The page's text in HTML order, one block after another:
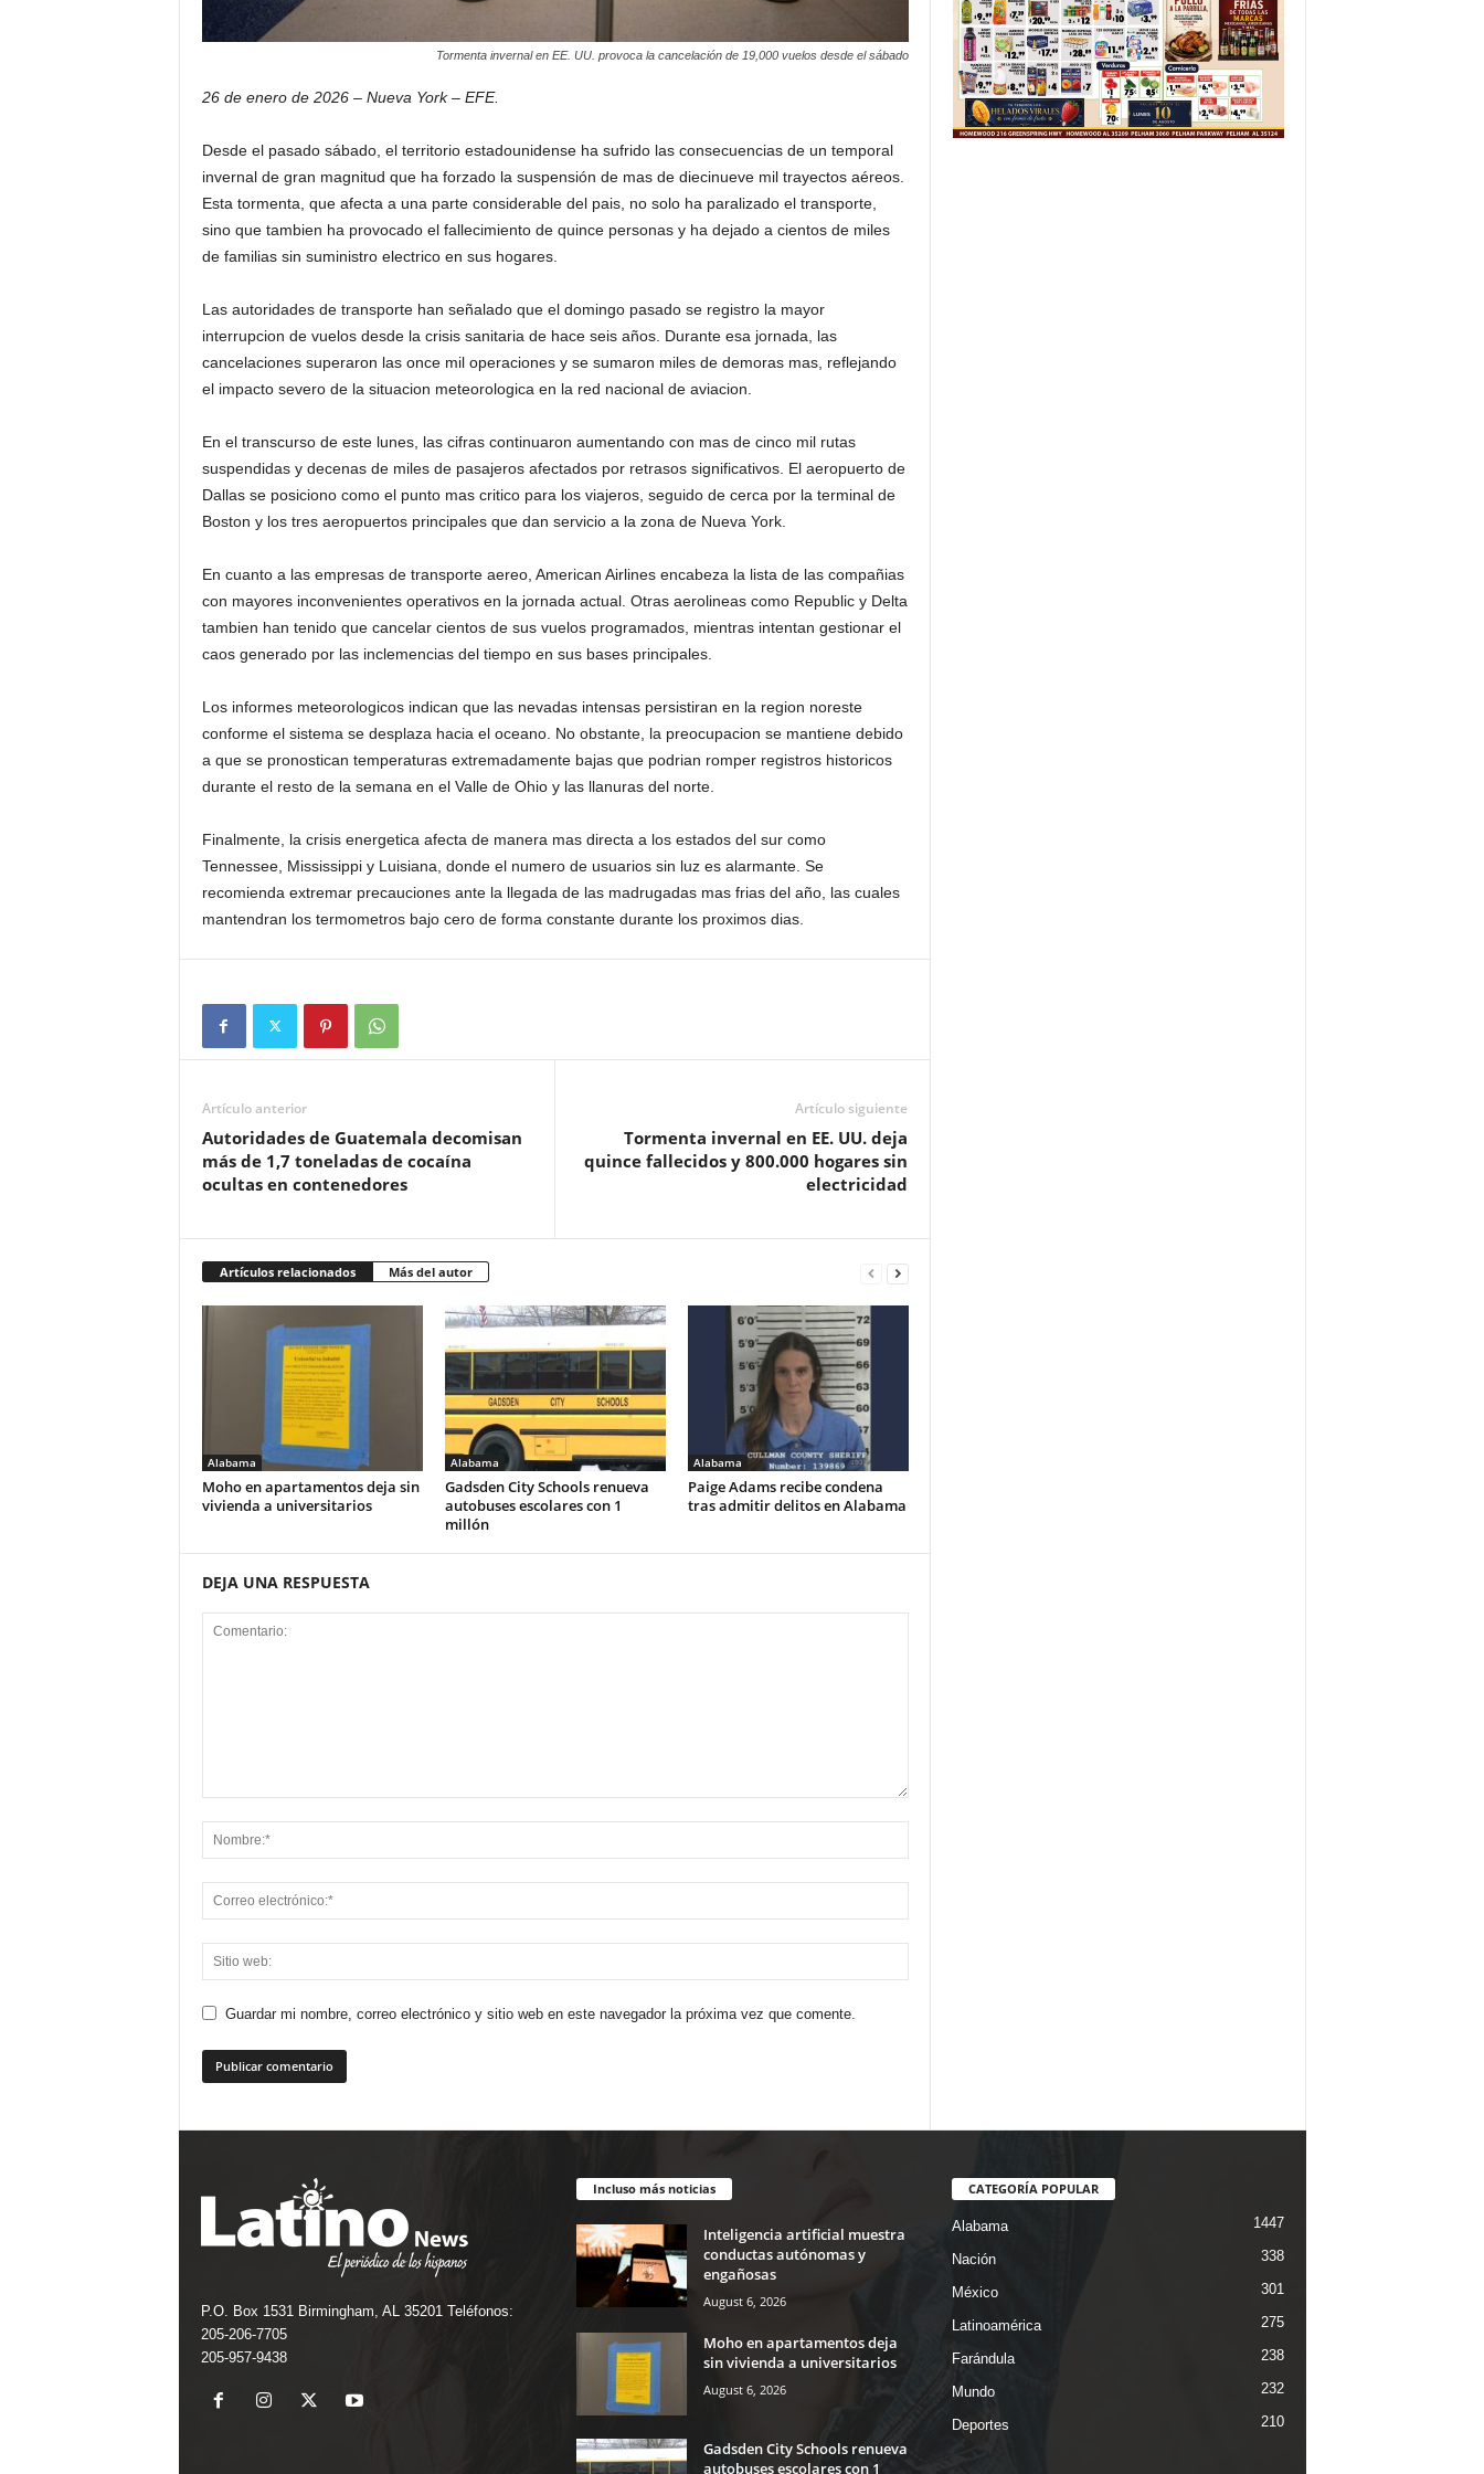
Tormenta invernal en EE. UU. provoca la cancelación de 19,000 vuelos desde el sábado
26 de enero de 2026 – Nueva York – EFE.
Desde el pasado sábado, el territorio estadounidense ha sufrido las consecuencias de un temporal
invernal de gran magnitud que ha forzado la suspensión de mas de diecinueve mil trayectos aéreos.
Esta tormenta, que afecta a una parte considerable del pais, no solo ha paralizado el transporte,
sino que tambien ha provocado el fallecimiento de quince personas y ha dejado a cientos de miles
de familias sin suministro electrico en sus hogares.
Las autoridades de transporte han señalado que el domingo pasado se registro la mayor
interrupcion de vuelos desde la crisis sanitaria de hace seis años. Durante esa jornada, las
cancelaciones superaron las once mil operaciones y se sumaron miles de demoras mas, reflejando
el impacto severo de la situacion meteorologica en la red nacional de aviacion.
En el transcurso de este lunes, las cifras continuaron aumentando con mas de cinco mil rutas
suspendidas y decenas de miles de pasajeros afectados por retrasos significativos. El aeropuerto de
Dallas se posiciono como el punto mas critico para los viajeros, seguido de cerca por la terminal de
Boston y los tres aeropuertos principales que dan servicio a la zona de Nueva York.
En cuanto a las empresas de transporte aereo, American Airlines encabeza la lista de las compañias
con mayores inconvenientes operativos en la jornada actual. Otras aerolineas como Republic y Delta
tambien han tenido que cancelar cientos de sus vuelos programados, mientras intentan gestionar el
caos generado por las inclemencias del tiempo en sus bases principales.
Los informes meteorologicos indican que las nevadas intensas persistiran en la region noreste
conforme el sistema se desplaza hacia el oceano. No obstante, la preocupacion se mantiene debido
a que se pronostican temperaturas extremadamente bajas que podrian romper registros historicos
durante el resto de la semana en el Valle de Ohio y las llanuras del norte.
Finalmente, la crisis energetica afecta de manera mas directa a los estados del sur como
Tennessee, Mississippi y Luisiana, donde el numero de usuarios sin luz es alarmante. Se
recomienda extremar precauciones ante la llegada de las madrugadas mas frias del año, las cuales
mantendran los termometros bajo cero de forma constante durante los proximos dias.
Artículo anterior
Autoridades de Guatemala decomisan
más de 1,7 toneladas de cocaína
ocultas en contenedores
Artículo siguiente
Tormenta invernal en EE. UU. deja
quince fallecidos y 800.000 hogares sin
electricidad
Artículos relacionados Más del autor
Alabama
Moho en apartamentos deja sin
vivienda a universitarios
Alabama
Gadsden City Schools renueva
autobuses escolares con 1
millón
Alabama
Paige Adams recibe condena
tras admitir delitos en Alabama
DEJA UNA RESPUESTA
Guardar mi nombre, correo electrónico y sitio web en este navegador la próxima vez que comente.
P.O. Box 1531 Birmingham, AL 35201 Teléfonos:
205-206-7705
205-957-9438
Incluso más noticias
Inteligencia artificial muestra
conductas autónomas y
engañosas
August 6, 2026
Moho en apartamentos deja
sin vivienda a universitarios
August 6, 2026
Gadsden City Schools renueva
autobuses escolares con 1
CATEGORÍA POPULAR
Alabama 1447
Nación 338
México 301
Latinoamérica 275
Farándula 238
Mundo 232
Deportes 210